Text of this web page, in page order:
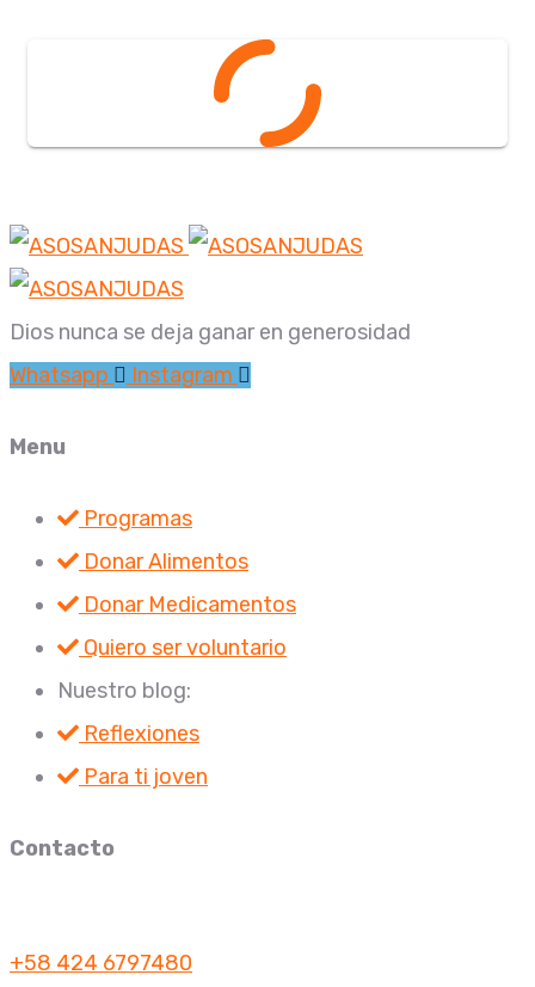
Dios nunca se deja ganar en generosidad
Whatsapp
Instagram
Menu
Programas
Donar Alimentos
Donar Medicamentos
Quiero ser voluntario
Nuestro blog:
Reflexiones
Para ti joven
Contacto
+58 424 6797480